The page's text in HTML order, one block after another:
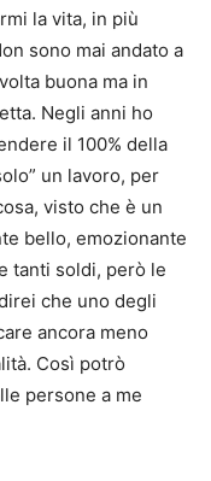
la vita, in più
sono mai andato a
buona ma in
Negli anni ho
il 100% della
un lavoro, per
visto che è un
bello, emozionante
tanti soldi, però le
che uno degli
ancora meno
Così potrò
persone a me